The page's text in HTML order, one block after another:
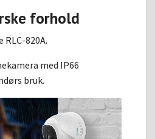
forhold
RLC-820A.
med IP66
bruk.